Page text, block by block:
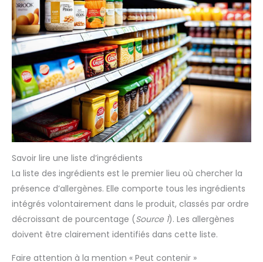
Savoir lire une liste d’ingrédients
La liste des ingrédients est le premier lieu où chercher la
présence d’allergènes. Elle comporte tous les ingrédients
intégrés volontairement dans le produit, classés par ordre
décroissant de pourcentage (Source 1). Les allergènes
doivent être clairement identifiés dans cette liste.
Faire attention à la mention « Peut contenir »